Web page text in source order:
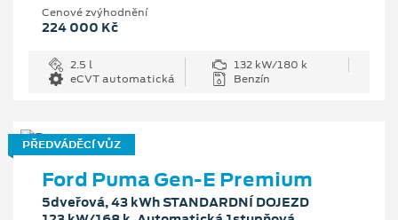
Cenové zvýhodnění
224 000 Kč
2.5 l
132 kW/180 k
eCVT automatická
Benzín
PŘEDVÁDĚCÍ VŮZ
Ford Puma Gen-E Premium
5dveřová, 43 kWh STANDARDNÍ DOJEZD